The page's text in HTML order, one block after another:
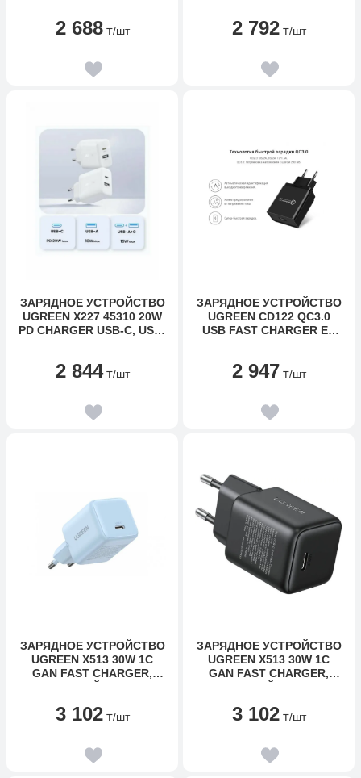
2 688 ₸/шт 2 792 ₸/шт
ЗАРЯДНОЕ УСТРОЙСТВО
UGREEN X227 45310 20W
PD CHARGER USB-C, USB-
2 844 ₸/шт
ЗАРЯДНОЕ УСТРОЙСТВО
UGREEN CD122 QC3.0
USB FAST CHARGER EU
2 947 ₸/шт
ЗАРЯДНОЕ УСТРОЙСТВО
UGREEN X513 30W 1C
GAN FAST CHARGER,
3 102 ₸/шт
ЗАРЯДНОЕ УСТРОЙСТВО
UGREEN X513 30W 1C
GAN FAST CHARGER,
3 102 ₸/шт